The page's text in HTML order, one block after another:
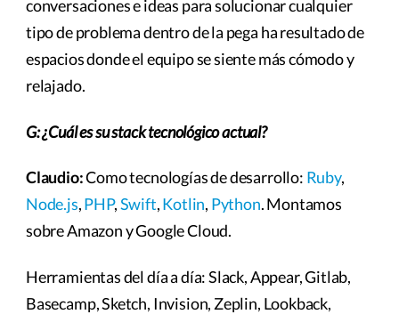
conversaciones e ideas para solucionar cualquier
tipo de problema dentro de la pega ha resultado de
espacios donde el equipo se siente más cómodo y
relajado.
G: ¿Cuál es su stack tecnológico actual?
Claudio:Como tecnologías de desarrollo: Ruby,
Node.js,PHP,Swift,Kotlin, Python. Montamos
sobre Amazon y Google Cloud.
Herramientas del día a día: Slack, Appear, Gitlab,
Basecamp, Sketch, Invision, Zeplin, Lookback,